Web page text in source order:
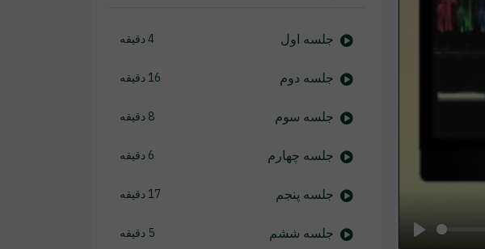
جلسه اول 4 دقیقه
جلسه دوم 16 دقیقه
جلسه سوم 8 دقیقه
جلسه چهارم 6 دقیقه
جلسه پنجم 17 دقیقه
جلسه ششم 5 دقیقه